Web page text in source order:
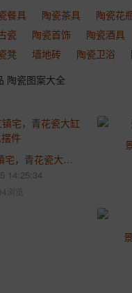
餐具 陶瓷茶具 陶瓷花
瓷
陶瓷首饰 陶瓷酒具
凳
墙地砖 陶瓷卫浴
陶瓷图案大全
景德镇陶瓷大缸镇宅，青花瓷大缸风水摆件
14:25:34
浏览